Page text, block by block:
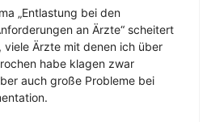
„Entlastung bei den
an Ärzte“ scheitert
viele Ärzte mit denen ich über
habe klagen zwar
auch große Probleme bei